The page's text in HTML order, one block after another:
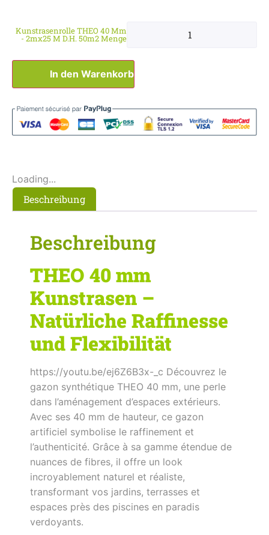
Kunstrasenrolle THEO 40 Mm
- 2mx25 M D.h. 50m2 Menge
In den Warenkorb
Loading...
Beschreibung
Beschreibung
THEO 40 mm
Kunstrasen –
Natürliche Raffinesse
und Flexibilität
https://youtu.be/ej6Z6B3x-_c Découvrez le
gazon synthétique THEO 40 mm, une perle
dans l’aménagement d’espaces extérieurs.
Avec ses 40 mm de hauteur, ce gazon
artificiel symbolise le raffinement et
l’authenticité. Grâce à sa gamme étendue de
nuances de fibres, il offre un look
incroyablement naturel et réaliste,
transformant vos jardins, terrasses et
espaces près des piscines en paradis
verdoyants.